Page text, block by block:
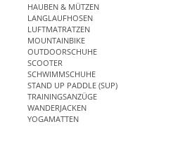
HAUBEN & MÜTZEN
LANGLAUFHOSEN
LUFTMATRATZEN
MOUNTAINBIKE
OUTDOORSCHUHE
SCOOTER
SCHWIMMSCHUHE
STAND UP PADDLE (SUP)
TRAININGSANZÜGE
WANDERJACKEN
YOGAMATTEN